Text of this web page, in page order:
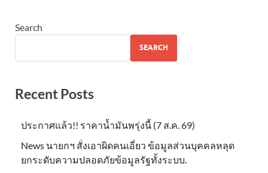
Search
SEARCH
Recent Posts
ประกาศแล้ว!! ราคาน้ำมันพรุ่งนี้ (7 ส.ค. 69)
News นายกฯ สั่งเอาผิดคนเอี่ยว ข้อมูลส่วนบุคคลหลุด
ยกระดับความปลอดภัยข้อมูลรัฐทั้งระบบ.